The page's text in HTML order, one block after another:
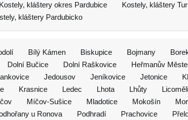
Kostely, kláštery okres Pardubice Kostely, kláštery
kláštery Pardubicko
Bílý Kámen Biskupice Bojmany
Dolní Bučice Dolní Raškovice Heřmanův
Jedousov Jeníkovice Jetonice
Krasnice Ledec Lhota Lhůty
Míčov-Sušice Mladotice Mokošín
u Ronova Podhradí Prachovice